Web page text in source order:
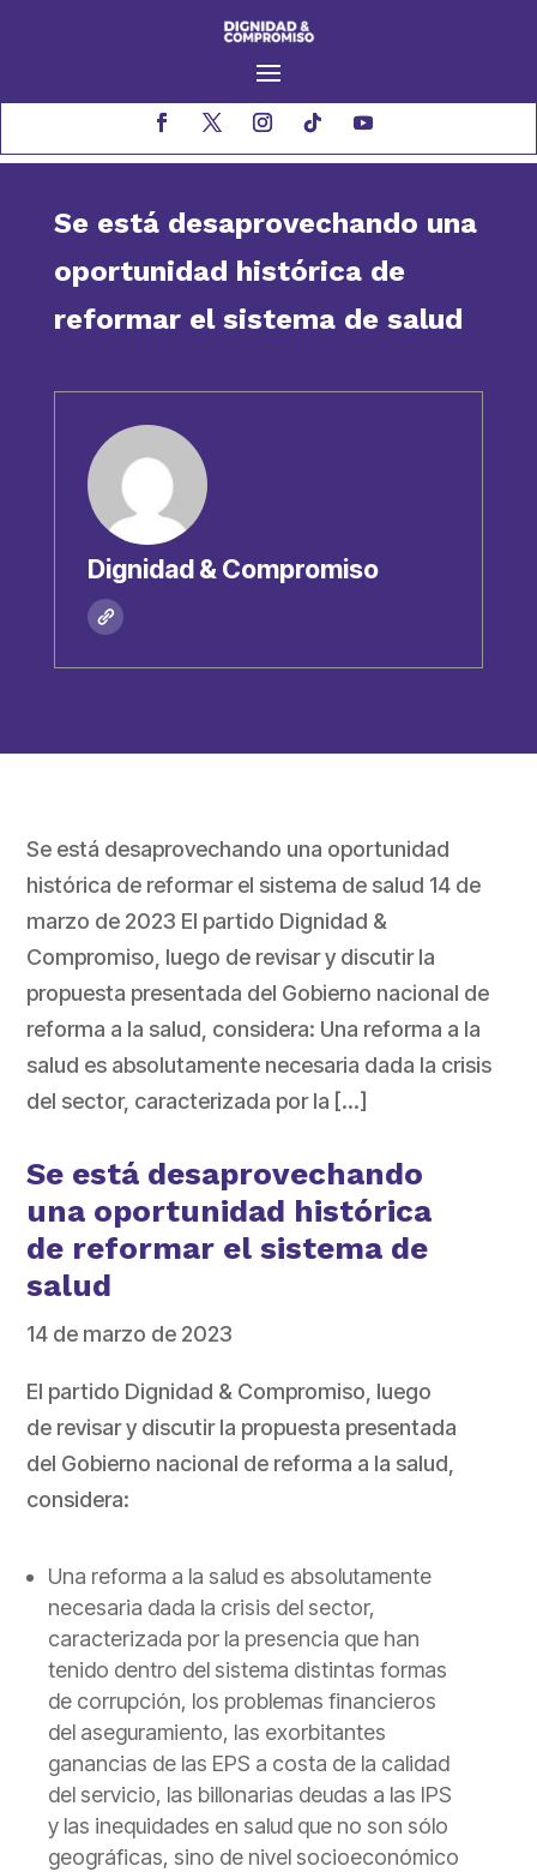
Se está desaprovechando una
oportunidad histórica de
reformar el sistema de salud
Dignidad & Compromiso
Se está desaprovechando una oportunidad
histórica de reformar el sistema de salud 14 de
marzo de 2023 El partido Dignidad &
Compromiso, luego de revisar y discutir la
propuesta presentada del Gobierno nacional de
reforma a la salud, considera: Una reforma a la
salud es absolutamente necesaria dada la crisis
del sector, caracterizada por la […]
Se está desaprovechando
una oportunidad histórica
de reformar el sistema de
salud
14 de marzo de 2023
El partido Dignidad & Compromiso, luego
de revisar y discutir la propuesta presentada
del Gobierno nacional de reforma a la salud,
considera:
Una reforma a la salud es absolutamente
necesaria dada la crisis del sector,
caracterizada por la presencia que han
tenido dentro del sistema distintas formas
de corrupción, los problemas financieros
del aseguramiento, las exorbitantes
ganancias de las EPS a costa de la calidad
del servicio, las billonarias deudas a las IPS
y las inequidades en salud que no son sólo
geográficas, sino de nivel socioeconómico